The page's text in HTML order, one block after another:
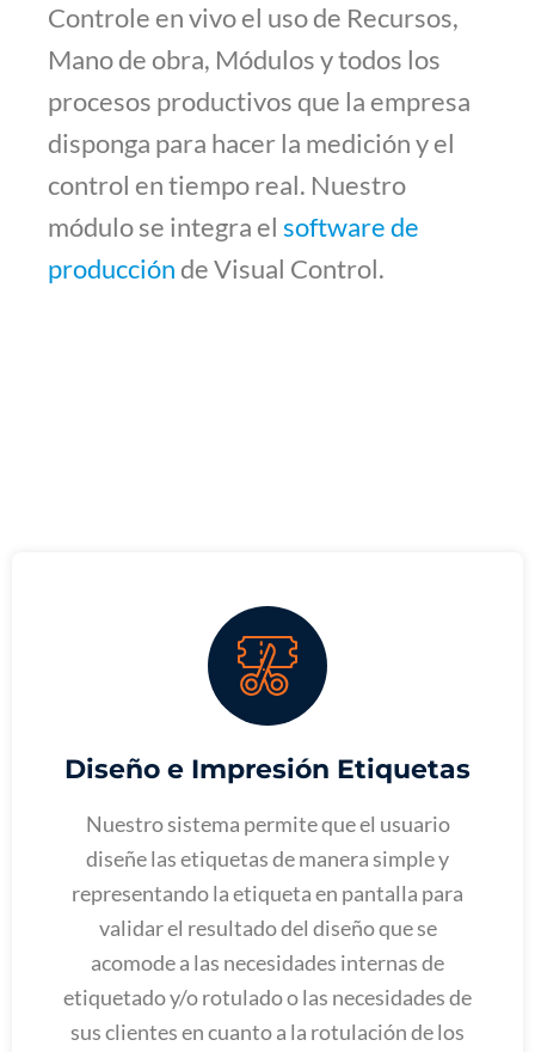
Controle en vivo el uso de Recursos,
Mano de obra, Módulos y todos los
procesos productivos que la empresa
disponga para hacer la medición y el
control en tiempo real. Nuestro
módulo se integra el software de
producciónde Visual Control.
Diseño e Impresión Etiquetas
Nuestro sistema permite que el usuario
diseñe las etiquetas de manera simple y
representando la etiqueta en pantalla para
validar el resultado del diseño que se
acomode a las necesidades internas de
etiquetado y/o rotulado o las necesidades de
sus clientes en cuanto a la rotulación de los